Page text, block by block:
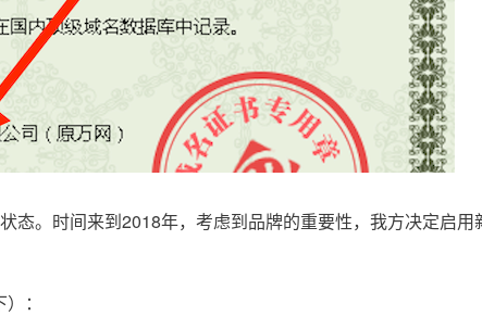
。时间来到2018年，考虑到品牌的重要性，我方决定启
：